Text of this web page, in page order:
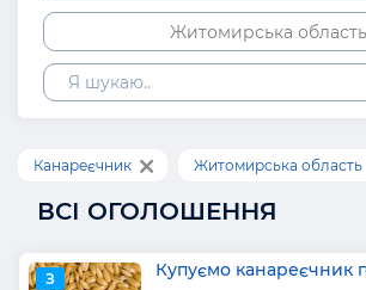
Житомирська область
Канареєчник Житомирська область
ВСІ ОГОЛОШЕННЯ
З Купуємо канареєчник